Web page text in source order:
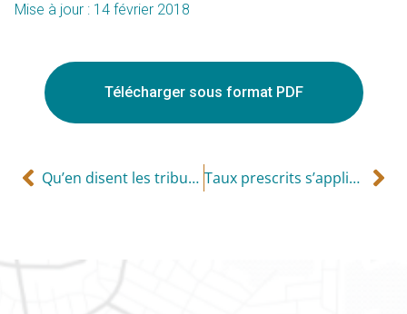
Mise à jour : 14 février 2018
Télécharger sous format PDF
Qu’en disent les tribunaux? Taux prescrits s’appliquant aux automobiles en 2018